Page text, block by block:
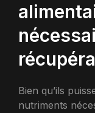
Bien qu’ils
nutriments